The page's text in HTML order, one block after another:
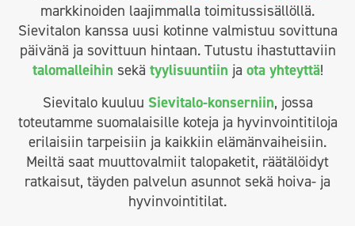
markkinoiden laajimmalla toimitussisällöllä.
Sievitalon kanssa uusi kotinne valmistuu sovittuna
päivänä ja sovittuun hintaan. Tutustu ihastuttaviin
talomalleihin sekä tyylisuuntiin ja ota yhteyttä!
Sievitalo kuuluu Sievitalo-konserniin, jossa
toteutamme suomalaisille koteja ja hyvinvointitiloja
erilaisiin tarpeisiin ja kaikkiin elämänvaiheisiin.
Meiltä saat muuttovalmiit talopaketit, räätälöidyt
ratkaisut, täyden palvelun asunnot sekä hoiva- ja
hyvinvointitilat.